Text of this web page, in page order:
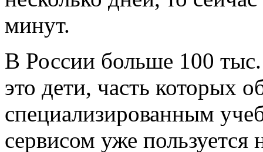
минут.
В России больше 100
это дети, часть которых
специализированным
сервисом уже пользуется